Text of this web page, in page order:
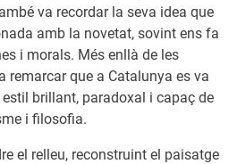
va recordar la seva idea que
amb la novetat, sovint ens fa
i morals. Més enllà de les
remarcar que a Catalunya es va
brillant, paradoxal i capaç de
i filosofia.
el relleu, reconstruint el paisatge